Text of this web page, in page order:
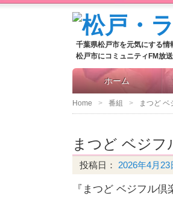
千葉県松戸市を元気にする
松戸市にコミュニティFM放
ホーム
Home 番組 まつど ベ
まつど ベジフ
投稿日： 2026年4月23
『まつど ベジフル倶